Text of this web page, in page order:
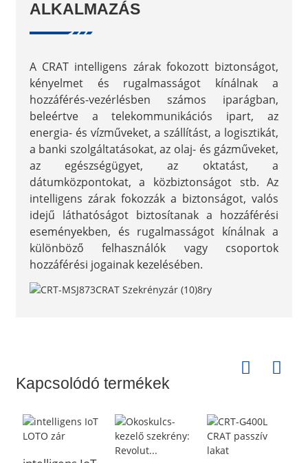
ALKALMAZÁS
A CRAT intelligens zárak fokozott biztonságot,
kényelmet és rugalmasságot kínálnak a
hozzáférés-vezérlésben számos iparágban,
beleértve a telekommunikációs ipart, az
energia- és vízműveket, a szállítást, a logisztikát,
a banki szolgáltatásokat, az olaj- és gázműveket,
az egészségügyet, az oktatást, a
dátumközpontokat, a közbiztonságot stb. Az
intelligens zárak fokozzák a biztonságot, valós
idejű láthatóságot biztosítanak a hozzáférési
eseményekben, és rugalmasságot kínálnak a
különböző felhasználók vagy csoportok
hozzáférési jogainak kezelésében.
Kapcsolódó termékek